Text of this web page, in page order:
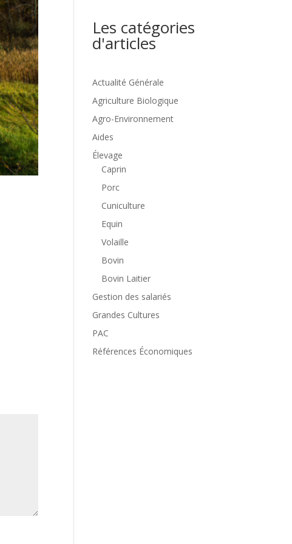
Les catégories
d'articles
Actualité Générale
Agriculture Biologique
Agro-Environnement
Aides
Élevage
Caprin
Porc
Cuniculture
Equin
Volaille
Bovin
Bovin Laitier
Gestion des salariés
Grandes Cultures
PAC
Références Économiques